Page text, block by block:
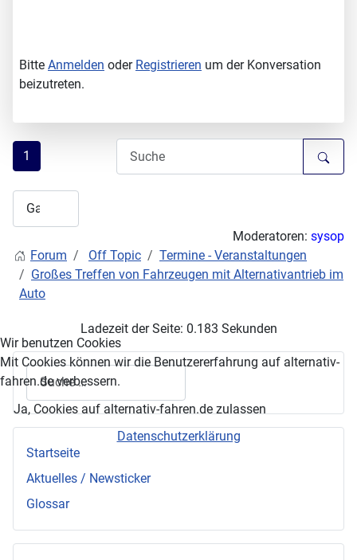
Bitte Anmelden oder Registrieren um der Konversation
beizutreten.
1
Moderatoren: sysop
Forum
Off Topic
Termine - Veranstaltungen
Großes Treffen von Fahrzeugen mit Alternativantrieb im
Auto
Ladezeit der Seite: 0.183 Sekunden
Suchen
Startseite
Aktuelles / Newsticker
Glossar
Wir benutzen Cookies
Mit Cookies können wir die Benutzererfahrung auf alternativ-
fahren.de verbessern.
Ja, Cookies auf alternativ-fahren.de zulassen
Datenschutzerklärung